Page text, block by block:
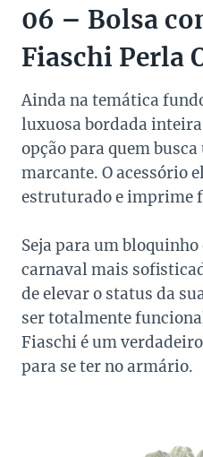
06 – Bolsa
Fiaschi Perla
Ainda na temática
luxuosa bordada
opção para quem
marcante. O acessório
estruturado e imprime
Seja para um
carnaval mais
de elevar o status da
ser totalmente
Fiaschi é um
para se ter no armário.